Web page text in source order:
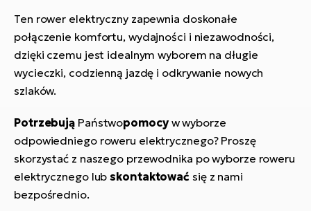
Ten rower elektryczny zapewnia doskonałe
połączenie komfortu, wydajności i niezawodności,
dzięki czemu jest idealnym wyborem na długie
wycieczki, codzienną jazdę i odkrywanie nowych
szlaków.
Potrzebują Państwopomocyw wyborze
odpowiedniego roweru elektrycznego? Proszę
skorzystać z naszego przewodnika po wyborze roweru
elektrycznego lubskontaktować się z nami
bezpośrednio.